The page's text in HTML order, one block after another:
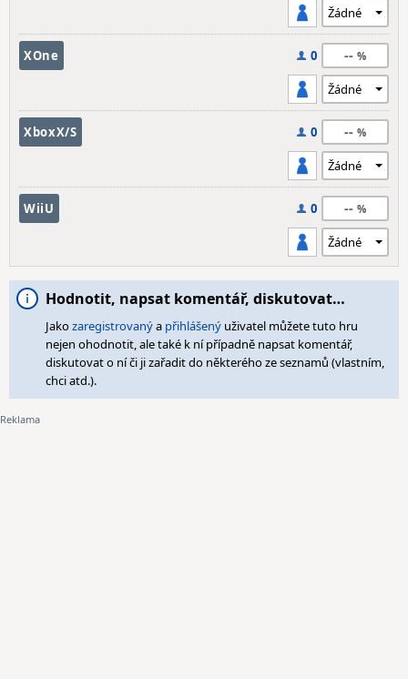
XOne 0 --
XboxX/S 0 --
WiiU 0 --
Hodnotit, napsat komentář, diskutovat…
Jakozaregistrovanýa přihlášený uživatel můžete tuto hru
nejen ohodnotit, ale také k ní případně napsat komentář,
diskutovat o ní či ji zařadit do některého ze seznamů (vlastním,
chci atd.).